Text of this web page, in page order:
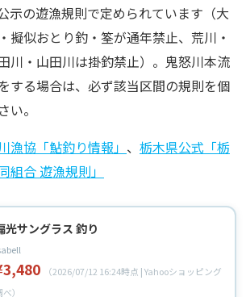
示の遊漁規則で定められています（大
擬似おとり釣・筌が通年禁止、荒川・
川・山田川は掛釣禁止）。鬼怒川本流
する場合は、必ず該当区間の規則を個
い。
漁協「鮎釣り情報」 、 栃木県公式「栃
組合 遊漁規則」
光サングラス 釣り
（2026/07/12 16:24時点 | Yahooショッピング
）